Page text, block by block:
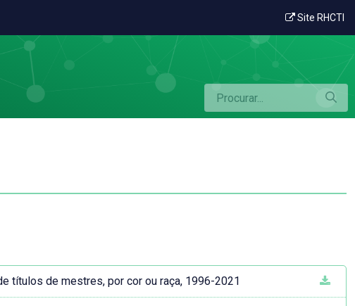
Site RHCTI
títulos de mestres, por cor ou raça, 1996-2021